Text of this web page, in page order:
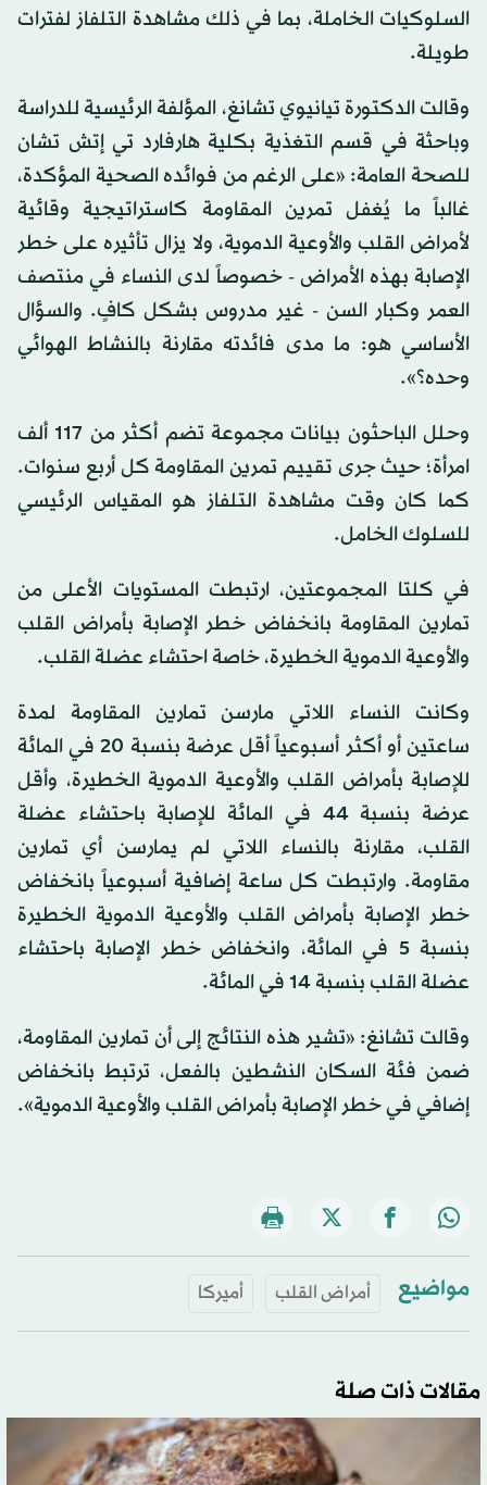
السلوكيات الخاملة، بما في ذلك مشاهدة التلفاز لفترات
طويلة.
وقالت الدكتورة تيانيوي تشانغ، المؤلفة الرئيسية للدراسة
وباحثة في قسم التغذية بكلية هارفارد تي إتش تشان
للصحة العامة: «على الرغم من فوائده الصحية المؤكدة،
غالباً ما يُغفل تمرين المقاومة كاستراتيجية وقائية
لأمراض القلب والأوعية الدموية، ولا يزال تأثيره على خطر
الإصابة بهذه الأمراض - خصوصاً لدى النساء في منتصف
العمر وكبار السن - غير مدروس بشكل كافٍ. والسؤال
الأساسي هو: ما مدى فائدته مقارنة بالنشاط الهوائي
وحده؟».
وحلل الباحثون بيانات مجموعة تضم أكثر من 117 ألف
امرأة؛ حيث جرى تقييم تمرين المقاومة كل أربع سنوات.
كما كان وقت مشاهدة التلفاز هو المقياس الرئيسي
للسلوك الخامل.
في كلتا المجموعتين، ارتبطت المستويات الأعلى من
تمارين المقاومة بانخفاض خطر الإصابة بأمراض القلب
والأوعية الدموية الخطيرة، خاصة احتشاء عضلة القلب.
وكانت النساء اللاتي مارسن تمارين المقاومة لمدة
ساعتين أو أكثر أسبوعياً أقل عرضة بنسبة 20 في المائة
للإصابة بأمراض القلب والأوعية الدموية الخطيرة، وأقل
عرضة بنسبة 44 في المائة للإصابة باحتشاء عضلة
القلب، مقارنة بالنساء اللاتي لم يمارسن أي تمارين
مقاومة. وارتبطت كل ساعة إضافية أسبوعياً بانخفاض
خطر الإصابة بأمراض القلب والأوعية الدموية الخطيرة
بنسبة 5 في المائة، وانخفاض خطر الإصابة باحتشاء
عضلة القلب بنسبة 14 في المائة.
وقالت تشانغ: «تشير هذه النتائج إلى أن تمارين المقاومة،
ضمن فئة السكان النشطين بالفعل، ترتبط بانخفاض
إضافي في خطر الإصابة بأمراض القلب والأوعية الدموية».
مواضيع أمراض القلب أميركا
مقالات ذات صلة